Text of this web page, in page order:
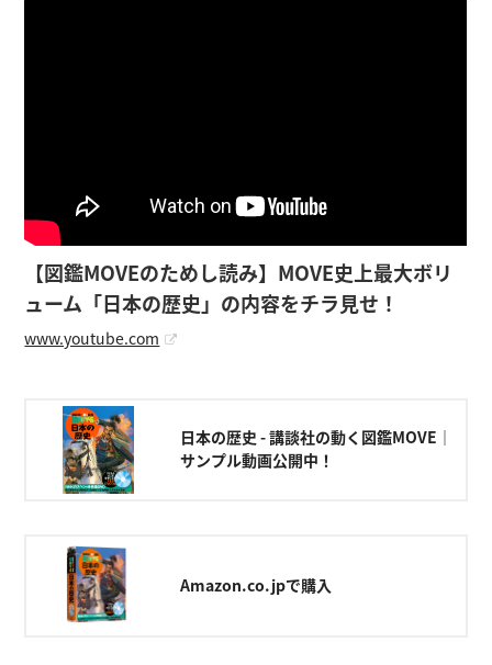
【図鑑MOVEのためし読み】MOVE史上最大ボリ
ューム「日本の歴史」の内容をチラ見せ！
www.youtube.com
日本の歴史 - 講談社の動く図鑑MOVE｜
サンプル動画公開中！
Amazon.co.jpで購入